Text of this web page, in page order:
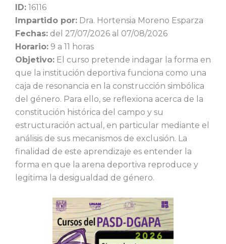
ID: 16116
Impartido por: Dra. Hortensia Moreno Esparza
Fechas: del 27/07/2026 al 07/08/2026
Horario: 9 a 11 horas
Objetivo: El curso pretende indagar la forma en
que la institución deportiva funciona como una
caja de resonancia en la construcción simbólica
del género. Para ello, se reflexiona acerca de la
constitución histórica del campo y su
estructuración actual, en particular mediante el
análisis de sus mecanismos de exclusión. La
finalidad de este aprendizaje es entender la
forma en que la arena deportiva reproduce y
legitima la desigualdad de género.